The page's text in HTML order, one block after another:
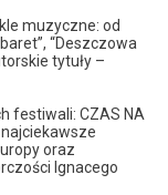
muzyczne: od
“Deszczowa
tytuły –
festiwali: CZAS NA
oraz
Ignacego